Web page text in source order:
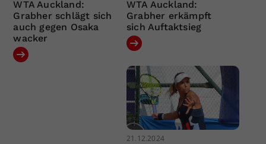
WTA Auckland:
Grabher schlägt sich
auch gegen Osaka
wacker
WTA Auckland:
Grabher erkämpft
sich Auftaktsieg
21.12.2024